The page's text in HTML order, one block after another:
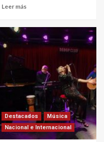
Leer más
Destacados
Música
Nacional e Internacional